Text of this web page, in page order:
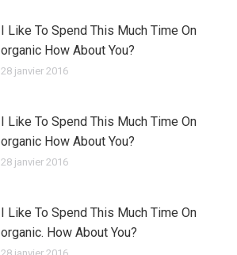
I Like To Spend This Much Time On
organic How About You?
28 janvier 2016
I Like To Spend This Much Time On
organic How About You?
28 janvier 2016
I Like To Spend This Much Time On
organic. How About You?